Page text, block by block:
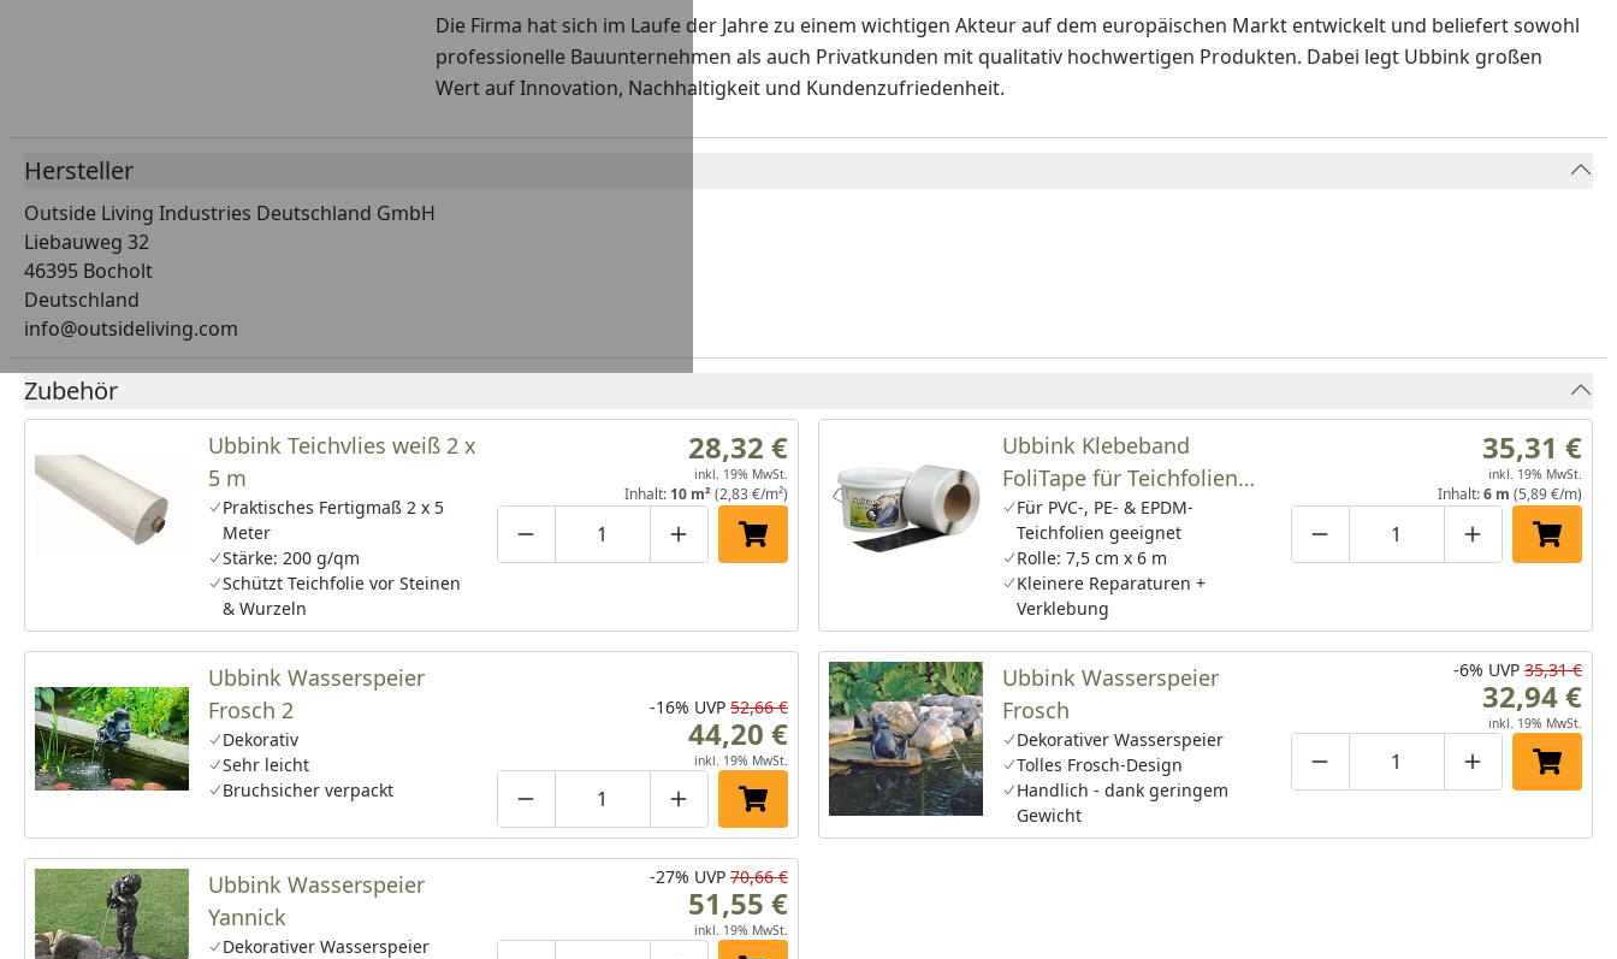
Die Firma hat sich im Laufe der Jahre zu einem wichtigen Akteur auf dem europäischen Markt entwickelt und beliefert sowohl
professionelle Bauunternehmen als auch Privatkunden mit qualitativ hochwertigen Produkten. Dabei legt Ubbink großen
Wert auf Innovation, Nachhaltigkeit und Kundenzufriedenheit.
Hersteller
Outside Living Industries Deutschland GmbH
Liebauweg 32
46395 Bocholt
Deutschland
info@outsideliving.com
Zubehör
Ubbink Teichvlies weiß 2 x
5 m
Praktisches Fertigmaß 2 x 5
Meter
Stärke: 200 g/qm
Schützt Teichfolie vor Steinen
& Wurzeln
Produktmenge um eins verringern
Produktmenge manuell eingeben
Produktmenge um eins erhöhen
In den Einkaufswagen legen
28,32 €
inkl. 19% MwSt.
Inhalt: 10 m² (2,83 €/m²)
Ubbink Klebeband
FoliTape für Teichfolien
7,5 x 600 cm
Für PVC-, PE- & EPDM-
Teichfolien geeignet
Rolle: 7,5 cm x 6 m
Kleinere Reparaturen +
Verklebung
Produktmenge um eins
Produktmenge manuell
Produktmenge
In den
35,31 €
inkl. 19% MwSt.
Inhalt:6 m (5,89 €/m)
Ubbink Wasserspeier
Frosch 2
Dekorativ
Sehr leicht
Bruchsicher verpackt
Produktmenge um eins verringern
Produktmenge manuell eingeben
Produktmenge um eins erhöhen
In den Einkaufswagen legen
-16% UVP 52,66 €
44,20 €
inkl. 19% MwSt.
Ubbink Wasserspeier
Frosch
Dekorativer Wasserspeier
Tolles Frosch-Design
Handlich - dank geringem
Gewicht
Produktmenge um eins
Produktmenge manuell
Produktmenge
In den
-6% UVP 35,31 €
32,94 €
inkl. 19% MwSt.
Ubbink Wasserspeier
Yannick
Dekorativer Wasserspeier
-27% UVP 70,66 €
51,55 €
inkl. 19% MwSt.